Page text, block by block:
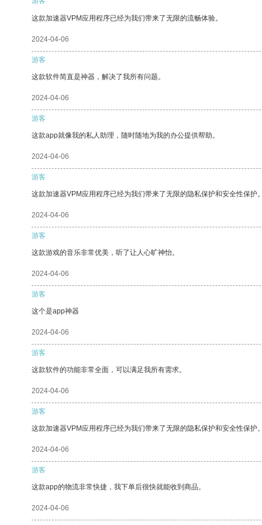
这款加速器VPM应用程序已经为我们带来了无限的流畅体验。
2024-04-06
游客
这款软件简直是神器，解决了我所有问题。
2024-04-06
游客
这款app就像我的私人助理，随时随地为我的办公提供帮助。
2024-04-06
游客
这款加速器VPM应用程序已经为我们带来了无限的隐私保护和安全性保护
2024-04-06
游客
这款游戏的音乐非常优美，听了让人心旷神怡。
2024-04-06
游客
这个是app神器
2024-04-06
游客
这款软件的功能非常全面，可以满足我所有需求。
2024-04-06
游客
这款加速器VPM应用程序已经为我们带来了无限的隐私保护和安全性保护
2024-04-06
游客
这款app的物流非常快捷，我下单后很快就能收到商品。
2024-04-06